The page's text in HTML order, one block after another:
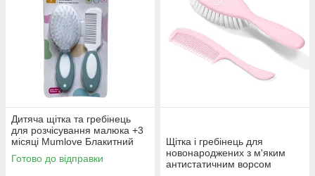
Дитяча щітка та гребінець
для розчісування малюка +3
місяці Mumlove Блакитний
Готово до відправки
Щітка і гребінець для
новонароджених з м'яким
антистатичним ворсом